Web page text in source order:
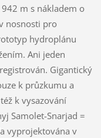
m s nákladem o
nosnosti pro
hydroplánu
Ani jeden
Gigantický
k průzkumu a
k vysazování
Samolet-Snarjad =
vyprojektována v